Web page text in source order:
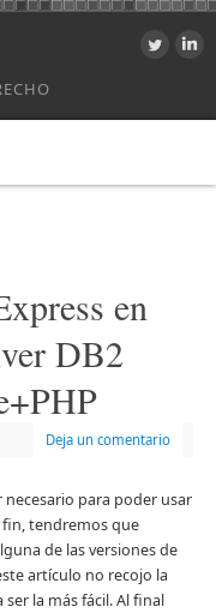
en
DB2
Deja un comentario
para poder usar
fin, tendremos que
de las versiones de
artículo no recojo la
la más fácil. Al final